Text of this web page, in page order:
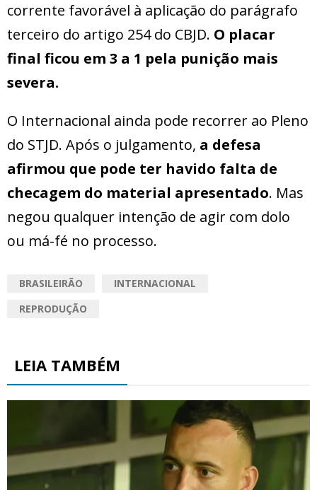
corrente favorável à aplicação do parágrafo
terceiro do artigo 254 do CBJD. O placar
final ficou em 3 a 1 pela punição mais
severa.
O Internacional ainda pode recorrer ao Pleno
do STJD. Após o julgamento, a defesa
afirmou que pode ter havido falta de
checagem do material apresentado. Mas
negou qualquer intenção de agir com dolo
ou má-fé no processo.
BRASILEIRÃO
INTERNACIONAL
REPRODUÇÃO
LEIA TAMBÉM